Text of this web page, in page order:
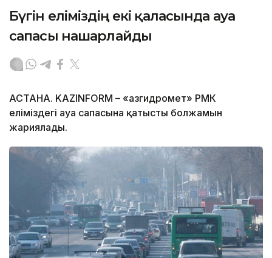
Бүгін еліміздің екі қаласында ауа
сапасы нашарлайды
АСТАНА. KAZINFORM – «Қазгидромет» РМК
еліміздегі ауа сапасына қатысты болжамын
жариялады.